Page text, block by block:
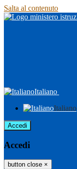
Salta al contenuto
Italiano
Italiano
Accedi
Accedi
button close ×